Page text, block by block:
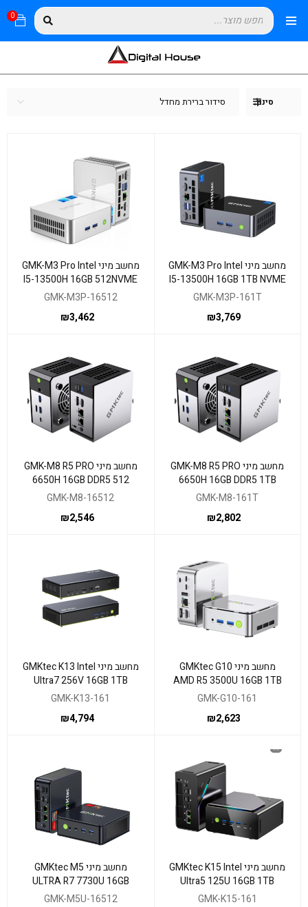
0
סינון סידור ברירת מחדל
מחשב מיני GMK-M3 Pro Intel
I5-13500H 16GB 1TB NVME
WIN11 Pro
GMK-M3P-161T
₪3,769
מחשב מיני GMK-M3 Pro Intel
I5-13500H 16GB 512NVME
WIN11 Pro
GMK-M3P-16512
₪3,462
מחשב מיני GMK-M8 R5 PRO
6650H 16GB DDR5 1TB
NVME WIN11 Pro
GMK-M8-161T
₪2,802
מחשב מיני GMK-M8 R5 PRO
6650H 16GB DDR5 512
NVME WIN11 Pro
GMK-M8-16512
₪2,546
מחשב מיני GMKtec G10
AMD R5 3500U 16GB 1TB
WIN11PR
GMK-G10-161
₪2,623
מחשב מיני GMKtec K13 Intel
Ultra7 256V 16GB 1TB
Win11 Pro
GMK-K13-161
₪4,794
מחשב מיני GMKtec K15 Intel
Ultra5 125U 16GB 1TB
WIN11 Pro
GMK-K15-161
מחשב מיני GMKtec M5
ULTRA R7 7730U 16GB
512NVME WIN11PRO
GMK-M5U-16512